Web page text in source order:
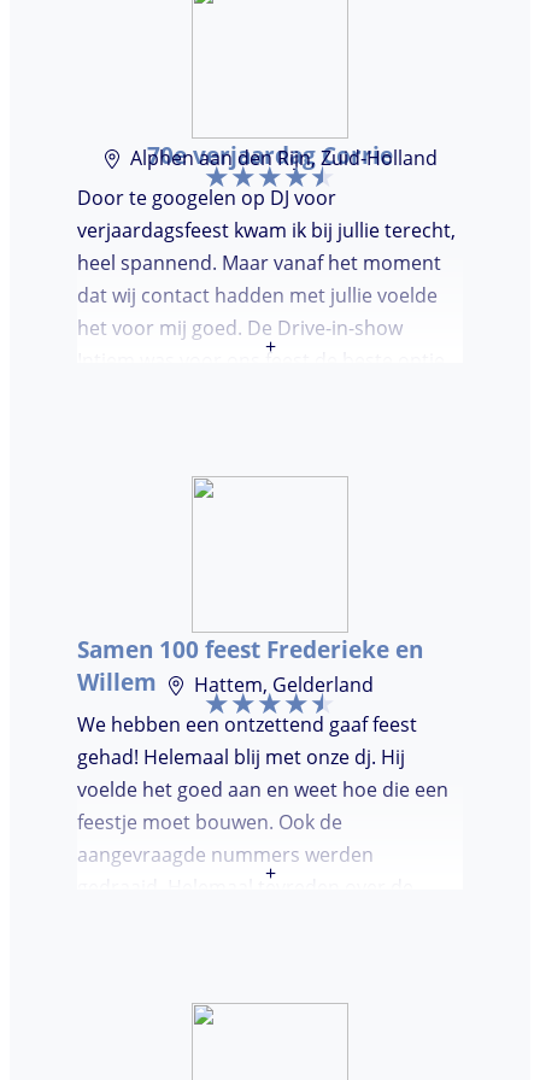
70e verjaardag Corrie
Alphen aan den Rijn, Zuid-Holland
Door te googelen op DJ voor
verjaardagsfeest kwam ik bij jullie terecht,
heel spannend. Maar vanaf het moment
dat wij contact hadden met jullie voelde
het voor mij goed. De Drive-in-show
Intiem was voor ons feest de beste optie
jullie gevonden had. Wij hebben een
+
Samen 100 feest Frederieke en
Willem
Hattem, Gelderland
We hebben een ontzettend gaaf feest
gehad! Helemaal blij met onze dj. Hij
voelde het goed aan en weet hoe die een
feestje moet bouwen. Ook de
aangevraagde nummers werden
gedraaid. Helemaal tevreden over de
+